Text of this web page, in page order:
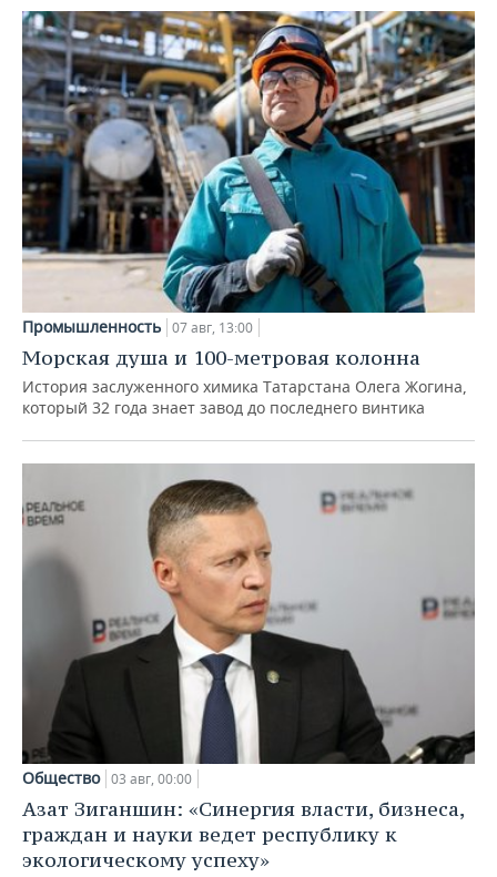
Промышленность 07 авг, 13:00
Морская душа и 100-метровая колонна
История заслуженного химика Татарстана Олега Жогина,
который 32 года знает завод до последнего винтика
Общество 03 авг, 00:00
Азат Зиганшин: «Синергия власти, бизнеса,
граждан и науки ведет республику к
экологическому успеху»